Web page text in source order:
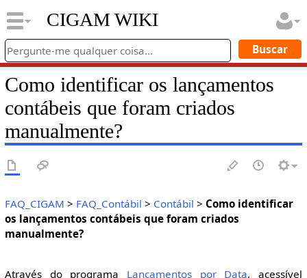
CIGAM WIKI
Como identificar os lançamentos
contábeis que foram criados
manualmente?
FAQ_CIGAM > FAQ_Contábil > Contábil > Como identificar
os lançamentos contábeis que foram criados
manualmente?
Através do programa Lançamentos por Data, acessível